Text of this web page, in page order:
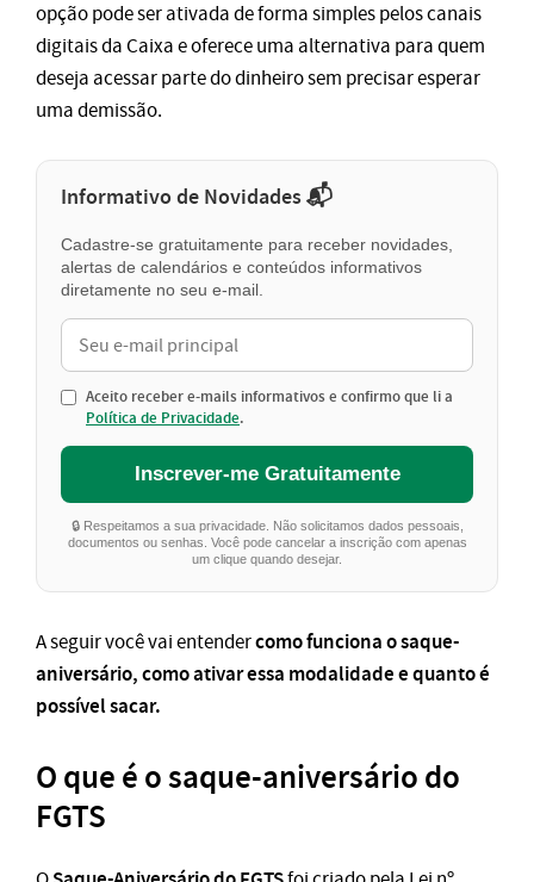
opção pode ser ativada de forma simples pelos canais
digitais da Caixa e oferece uma alternativa para quem
deseja acessar parte do dinheiro sem precisar esperar
uma demissão.
Informativo de Novidades 📬
Cadastre-se gratuitamente para receber novidades,
alertas de calendários e conteúdos informativos
diretamente no seu e-mail.
Aceito receber e-mails informativos e confirmo que li a
Política de Privacidade.
Inscrever-me Gratuitamente
🔒 Respeitamos a sua privacidade. Não solicitamos dados pessoais,
documentos ou senhas. Você pode cancelar a inscrição com apenas
um clique quando desejar.
A seguir você vai entendercomo funciona o saque-
aniversário, como ativar essa modalidade e quanto é
possível sacar.
O que é o saque-aniversário do
FGTS